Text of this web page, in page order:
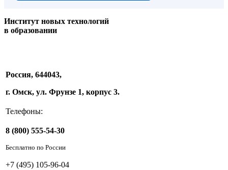
Институт новых технологий
в образовании
Россия, 644043,
г. Омск, ул. Фрунзе 1, корпус 3.
Телефоны:
8 (800) 555-54-30
Бесплатно по России
+7 (495) 105-96-04